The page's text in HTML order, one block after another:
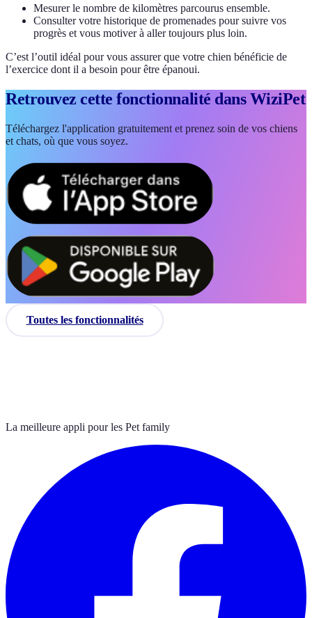
Mesurer le nombre de kilomètres parcourus ensemble.
Consulter votre historique de promenades pour suivre vos
progrès et vous motiver à aller toujours plus loin.
C’est l’outil idéal pour vous assurer que votre chien bénéficie de
l’exercice dont il a besoin pour être épanoui.
Retrouvez cette fonctionnalité dans WiziPet
Téléchargez l'application gratuitement et prenez soin de vos chiens
et chats, où que vous soyez.
Toutes les fonctionnalités
La meilleure appli pour les Pet family